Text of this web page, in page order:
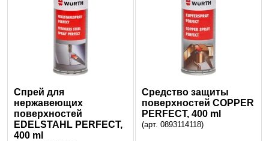
Спрей для
нержавеющих
поверхностей
EDELSTAHL PERFECT,
400 ml
Средство защиты
поверхностей COPPER
PERFECT, 400 ml
(арт. 0893114118)